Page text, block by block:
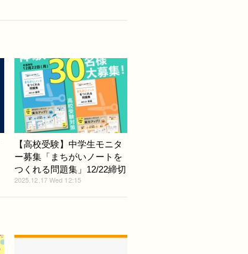
【高校受験】中学生モニタ
ー募集「まちがいノートを
つくれる問題集」12/22締切
2025.12.17 Wed 12:15